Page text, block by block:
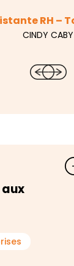
RH –
CINDY CABY